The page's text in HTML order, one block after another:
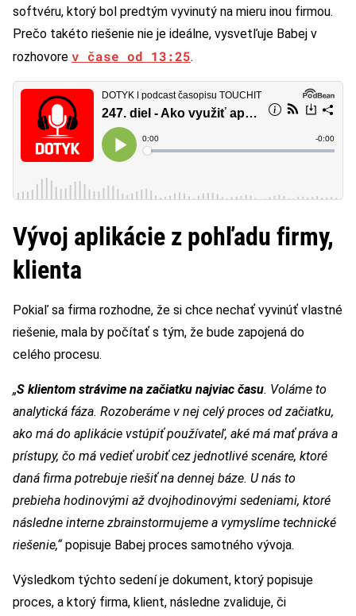
softvéru, ktorý bol predtým vyvinutý na mieru inou firmou.
Prečo takéto riešenie nie je ideálne, vysvetľuje Babej v
rozhovore v čase od 13:25.
Vývoj aplikácie z pohľadu firmy,
klienta
Pokiaľ sa firma rozhodne, že si chce nechať vyvinúť vlastné
riešenie, mala by počítať s tým, že bude zapojená do
celého procesu.
„S klientom strávime na začiatku najviac času. Voláme to
analytická fáza. Rozoberáme v nej celý proces od začiatku,
ako má do aplikácie vstúpiť používateľ, aké má mať práva a
prístupy, čo má vedieť urobiť cez jednotlivé scenáre, ktoré
daná firma potrebuje riešiť na dennej báze. U nás to
prebieha hodinovými až dvojhodinovými sedeniami, ktoré
následne interne zbrainstormujeme a vymyslíme technické
riešenie,“ popisuje Babej proces samotného vývoja.
Výsledkom týchto sedení je dokument, ktorý popisuje
proces, a ktorý firma, klient, následne zvaliduje, či